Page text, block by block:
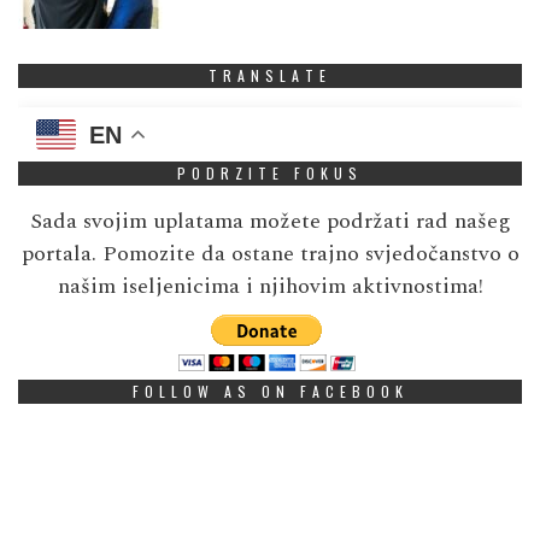
TRANSLATE
EN
PODRZITE FOKUS
Sada svojim uplatama možete podržati rad našeg
portala. Pomozite da ostane trajno svjedočanstvo o
našim iseljenicima i njihovim aktivnostima!
FOLLOW AS ON FACEBOOK